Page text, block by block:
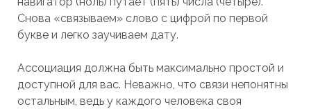
Снова «связываем» слово с цифрой по первой
букве и легко заучиваем дату.
Ассоциация должна быть максимально простой и
доступной для вас. Неважно, что связи непонятны
остальным, ведь у каждого человека своя